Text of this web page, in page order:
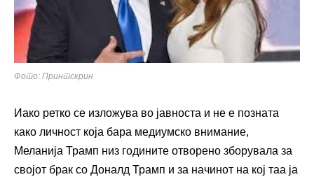
Фото: Принтскрин
Иако ретко се изложува во јавноста и не е позната
како личност која бара медиумско внимание,
Меланија Трамп низ годините отворено зборувала за
својот брак со Доналд Трамп и за начинот на кој таа ја